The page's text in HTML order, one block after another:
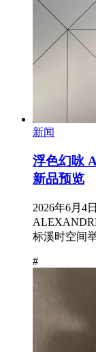
新闻
浮色幻咏
新品预览
2026年6月4
标溪时空间
#